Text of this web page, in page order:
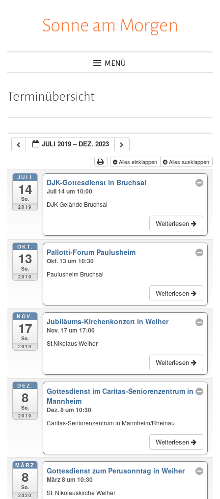
Sonne am Morgen
MENÜ
Terminübersicht
JULI 2019 – DEZ. 2023
Alles einklappen Alles ausklappen
JULI
14
So.
2019
DJK-Gottesdienst in Bruchsal
Juli 14 um 10:00
DJK-Gelände Bruchsal
Weiterlesen
OKT.
13
So.
2019
Pallotti-Forum Paulusheim
Okt. 13 um 10:30
Paulusheim Bruchsal
Weiterlesen
NOV.
17
So.
2019
Jubiläums-Kirchenkonzert in Weiher
Nov. 17 um 17:00
St.Nikolaus Weiher
Weiterlesen
DEZ.
8
So.
2019
Gottesdienst im Caritas-Seniorenzentrum in
Mannheim
Dez. 8 um 10:30
Caritas-Seniorenzentrum in Mannheim/Rheinau
Weiterlesen
MÄRZ
8
So.
2020
Gottesdienst zum Perusonntag in Weiher
März 8 um 10:30
St. Nikolauskirche Weiher